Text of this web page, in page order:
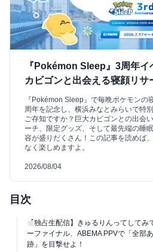
『Pokémon Sleep』3周年
カビゴンと出会える寝顔リサ
『Pokémon Sleep』で毎晩ポケモンの
周年を記念し、横浜みなとみらいで特
ご存知ですか？巨大カビゴンとの出会
ーチ、限定グッズ、そして最先端の睡
容が盛りだくさん！この記事を読めば
なく楽しめますよ。
2026/08/04
目次
【独占生配信】きゅるりんってしてみ
ーファイナル、ABEMA PPVで「全部
跡」を目撃せよ！